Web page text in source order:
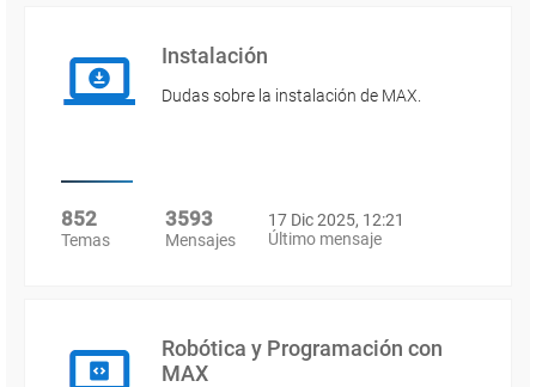
Instalación
Dudas sobre la instalación de MAX.
852
Temas
3593
Mensajes
17 Dic 2025, 12:21
Último mensaje
Robótica y Programación con
MAX